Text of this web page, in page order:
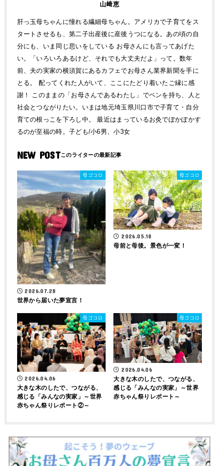
山﨑恵
肝っ玉母ちゃんに憧れる繊細母ちゃん。アメリカで子育てをス
タートさせるも、第二子出産後に産後うつになる。あの頃の自
分にも、いま同じ思いをしている お母さんにも言ってあげた
い。「いろいろあるけど、それでも大丈夫だよ」って。数年
前、夫の実家の横須賀にあるカフェでお母さん業界新聞を手に
とる。 配ってくれた人がいて、ここにたどり着いたご縁に感
謝！ このままの「お母さんであるわたし」でペンを持ち、人と
社会とつながりたい。いまは地元埼玉県川口市で子育て・自分
育ての根っこを下ろし中。 最近はまっているお灸でぽかぽかす
るのが至福の時。子ども/小6男、小3女
NEW POST
母ゴコロ
2026.07.28
世界から届いた夢宣言！
母ゴコロ
2026.05.18
母前と母後。景色が一変！
母ゴコロ
2026.04.06
大きな木のしたで、つながる、
感じる「みんなの実家」～世界
赤ちゃん祭りレポート②～
母ゴコロ
2026.04.06
大きな木のしたで、つながる、
感じる「みんなの実家」～世界
赤ちゃん祭りレポート～